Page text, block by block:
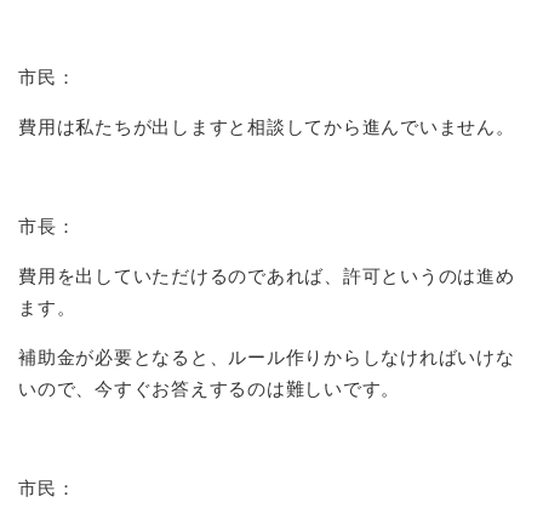
市民：
費用は私たちが出しますと相談してから進んでいません。
市長：
費用を出していただけるのであれば、許可というのは進め
ます。
補助金が必要となると、ルール作りからしなければいけな
いので、今すぐお答えするのは難しいです。
市民：